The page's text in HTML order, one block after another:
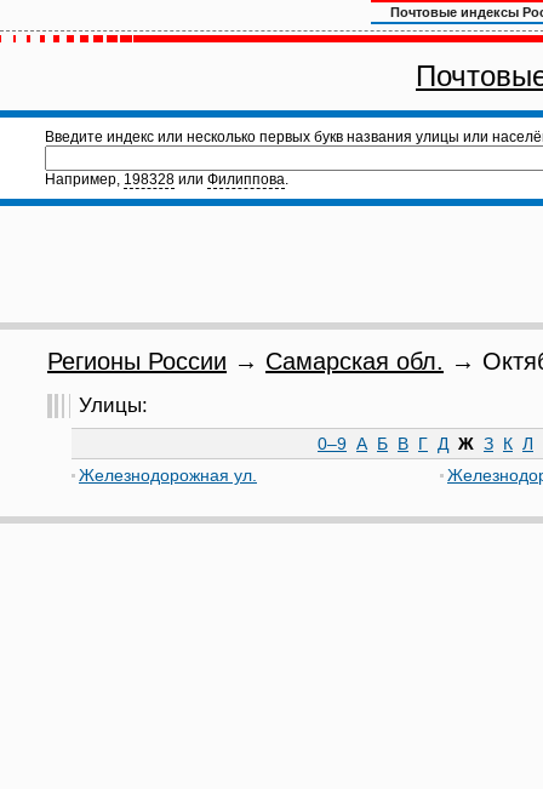
Почтовые индексы
Введите индекс или несколько первых букв названия улицы или
Например, 198328 или Филиппова.
Регионы России → Самарская обл. →
Улицы:
0–9 А Б В Г Д Ж З К Л
Железнодорожная ул.